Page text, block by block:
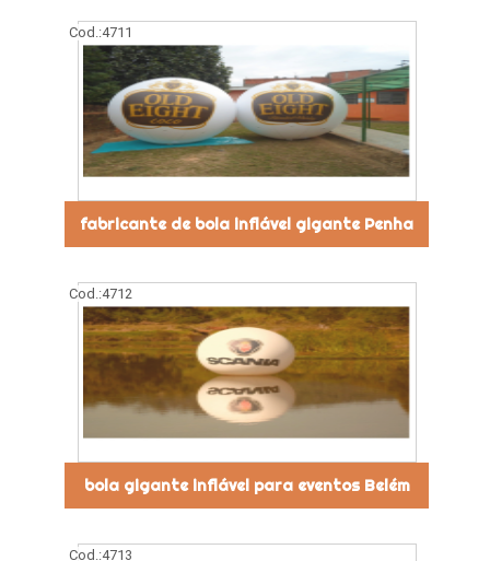
Cod.:4711
fabricante de bola inflável gigante Penha
Cod.:4712
bola gigante inflável para eventos Belém
Cod.:4713